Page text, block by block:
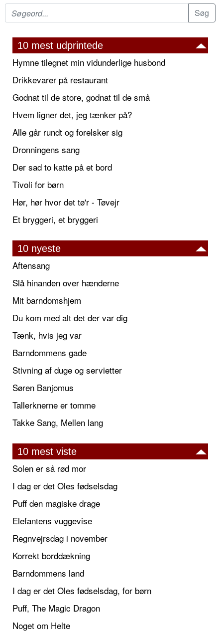
10 mest udprintede
Hymne tilegnet min vidunderlige husbond
Drikkevarer på restaurant
Godnat til de store, godnat til de små
Hvem ligner det, jeg tænker på?
Alle går rundt og forelsker sig
Dronningens sang
Der sad to katte på et bord
Tivoli for børn
Hør, hør hvor det tø'r - Tøvejr
Et bryggeri, et bryggeri
10 nyeste
Aftensang
Slå hinanden over hænderne
Mit barndomshjem
Du kom med alt det der var dig
Tænk, hvis jeg var
Barndommens gade
Stivning af duge og servietter
Søren Banjomus
Tallerknerne er tomme
Takke Sang, Mellen lang
10 mest viste
Solen er så rød mor
I dag er det Oles fødselsdag
Puff den magiske drage
Elefantens vuggevise
Regnvejrsdag i november
Korrekt borddækning
Barndommens land
I dag er det Oles fødselsdag, for børn
Puff, The Magic Dragon
Noget om Helte